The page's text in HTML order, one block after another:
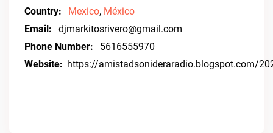
Country:
Mexico, México
Email:
djmarkitosrivero@gmail.com
Phone Number:
5616555970
Website: https://amistadsonideraradio.blogspot.com/